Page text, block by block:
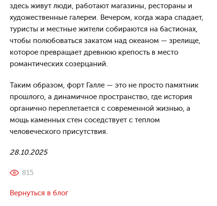
здесь живут люди, работают магазины, рестораны и
художественные галереи. Вечером, когда жара спадает,
туристы и местные жители собираются на бастионах,
чтобы полюбоваться закатом над океаном — зрелище,
которое превращает древнюю крепость в место
романтических созерцаний.
Таким образом, форт Галле — это не просто памятник
прошлого, а динамичное пространство, где история
органично переплетается с современной жизнью, а
мощь каменных стен соседствует с теплом
человеческого присутствия.
28.10.2025
815
Вернуться в блог